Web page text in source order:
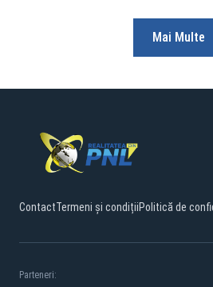
Mai Multe
ContactTermeni și condițiiPolitică de
Parteneri: